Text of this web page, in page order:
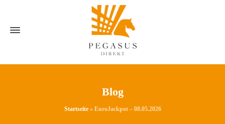
Blog
Startseite» EuroJackpot – 08.05.2026